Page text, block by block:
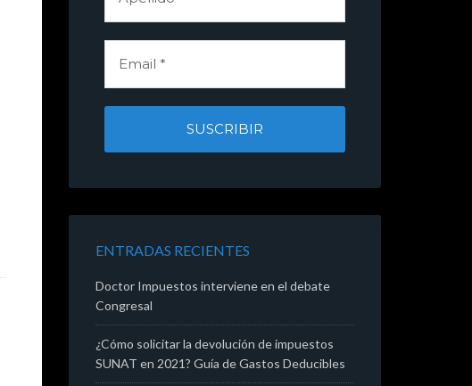
ENTRADAS RECIENTES
Doctor Impuestos interviene en el debate
Congresal
¿Cómo solicitar la devolución de impuestos
SUNAT en 2021? Guía de Gastos Deducibles